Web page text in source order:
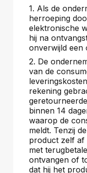
1. Als de
herroeping
elektronische
hij na
onverwijld een
2. De
van de
rekening
binnen 14
waarop de
meldt. Tenzij
product zelf af
met
ontvangen of
dat hij het